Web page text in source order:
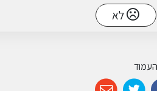
לא